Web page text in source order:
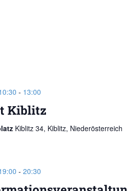
- 13:00
Kiblitz
Kiblitz 34, Kiblitz, Niederösterreich
- 20:30